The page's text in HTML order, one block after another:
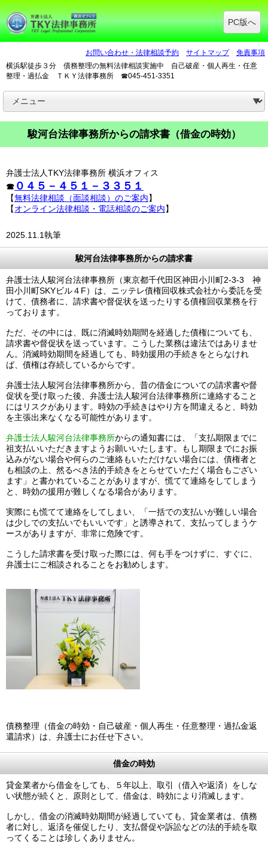
PC版へ
お問い合わせ・法律相談予約 サイトマップ
免責事項
横浜駅徒歩３分 債務整理の無料法律相談実施中 自己破産・個人再生・任意
整理・過払金 ＴＫＹ法律事務所 ☎045-451-3351
駿河台法律事務所からの請求書（借金の時効）
弁護士法人TKY法律事務所 横浜オフィス
☎ ０４５－４５１－３３５１
【無料法律相談（面談相談）のご案内】
【オンライン法律相談・電話相談のご案内】
2025.11.1執筆
駿河台法律事務所からの請求書
弁護士法人駿河台法律事務所（東京都千代田区神田小川町2-3-3 神
田小川町SKYビル４F）は、ニッテレ債権回収株式会社から委託を受
けて、債務者に、請求書や督促状を送ったりする債権回収業務を行
っております。
ただ、その中には、既に消滅時効期間を経過した債権についても、
請求書や督促状を送っています。こうした業務は違法ではありませ
ん。消滅時効期間を経過しても、時効援用の手続きをとらなけれ
ば、債権は存続しているからです。
弁護士法人駿河台法律事務所から、昔の借金についての請求書や督
促状を受け取った後、弁護士法人駿河台法律事務所に連絡すること
にはリスクがあります。時効の手続きはやり方を間違えると、時効
を主張出来なくなる可能性があります。
弁護士法人駿河台法律事務所からの通知書には、「支払期限までに
祖支払いいただきますようお願いいたします。もし期限までにお振
込みがない場合や何らのご連絡もいただけない場合には、債権者と
も相談の上、然るべき法的手続きをとらせていただく場合もござい
ます」と書かれていることがありますが、慌てて連絡をしてしまう
と、時効の援用が難しくなる場合があります。
実際にも慌てて連絡をしてしまい、「一括での支払いが難しい場合
は少しでの支払いでもいいです」と誘導されて、支払ってしまうケ
ースがありますが、非常に危険です。
こうした請求書を受け取った際には、何も手をつけずに、すぐに、
弁護士にご相談されることをお勧めします。
債務整理（借金の時効・自己破産・個人再生・任意整理・過払金返
還請求）は、弁護士にお任せ下さい。
借金の時効
貸金業者から借金をしても、５年以上、取引（借入や返済）をしな
い状態が続くと、原則として、借金は、時効により消滅します。
しかし、借金の消滅時効期間が経過していても、貸金業者は、債務
者に対し、返済を催促したり、支払督促や訴訟などの法的手続を取
ってくることは珍しくありません。